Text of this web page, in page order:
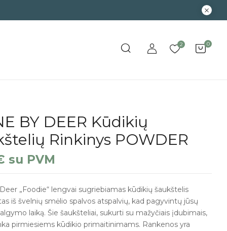
2 0
BY DEER Kūdikių
Rinkinys POWDER
su PVM
„Foodie“ lengvai sugriebiamas kūdikių šaukštelis
iš švelnių smėlio spalvos atspalvių, kad pagyvintų jūsų
laiką. Šie šaukšteliai, sukurti su mažyčiais įdubimais,
pirmiesiems kūdikio primaitinimams. Rankenos yra